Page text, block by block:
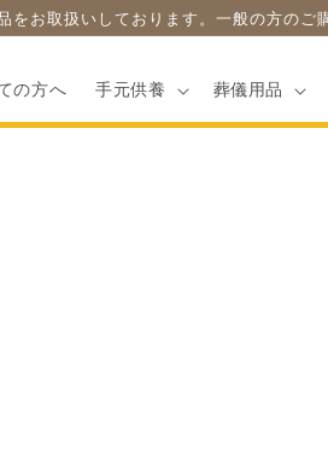
をお取扱いしております。一般の方のご
の方へ 手元供養 葬儀用品